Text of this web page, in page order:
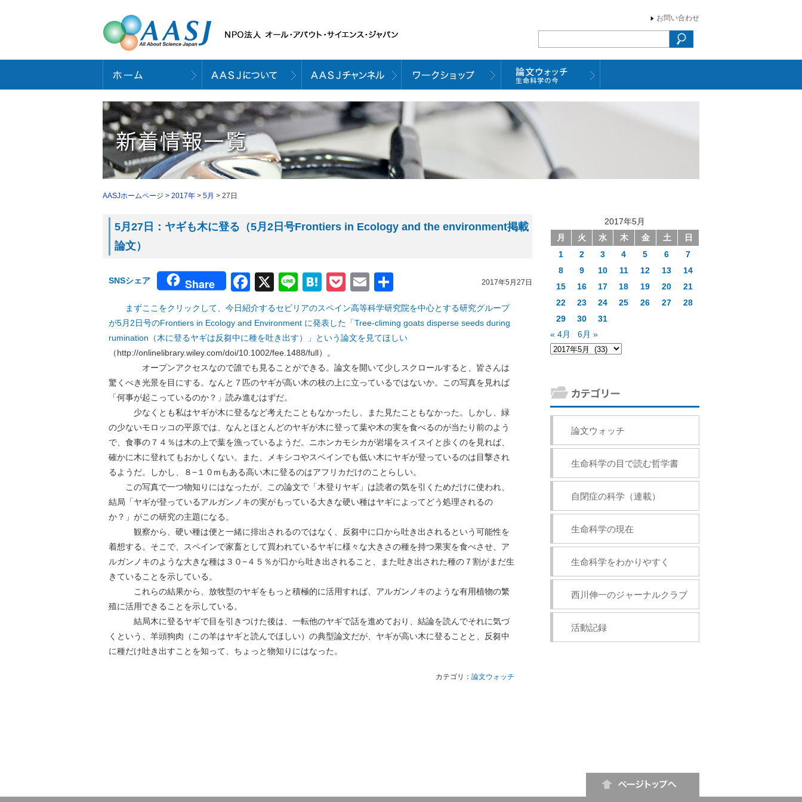
お問い合わせ
AASJホームページ > 2017年 > 5月 > 27日
5月27日：ヤギも木に登る（5月2日号Frontiers in Ecology and the environment掲載
論文）
2017年5月27日
SNSシェア Share Facebook
X LineHatena
Pocket
Email
有
まずここをクリックして、今日紹介するセビリアのスペイン高等科学研究院を中心とする研究グループ
が5月2日号のFrontiers in Ecology and Environment に発表した「Tree-climing goats disperse seeds during
rumination（木に登るヤギは反芻中に種を吐き出す）」という論文を見てほしい
（http://onlinelibrary.wiley.com/doi/10.1002/fee.1488/full）。
オープンアクセスなので誰でも見ることができる。論文を開いて少しスクロールすると、皆さんは
驚くべき光景を目にする。なんと７匹のヤギが高い木の枝の上に立っているではないか。この写真を見れば
「何事が起こっているのか？」読み進むはずだ。
少なくとも私はヤギが木に登るなど考えたこともなかったし、また見たこともなかった。しかし、緑
の少ないモロッコの平原では、なんとほとんどのヤギが木に登って葉や木の実を食べるのが当たり前のよう
で、食事の７４％は木の上で葉を漁っているようだ。ニホンカモシカが岩場をスイスイと歩くのを見れば、
確かに木に登れてもおかしくない。また、メキシコやスペインでも低い木にヤギが登っているのは目撃され
るようだ。しかし、８−１０mもある高い木に登るのはアフリカだけのことらしい。
この写真で一つ物知りにはなったが、この論文で「木登りヤギ」は読者の気を引くためだけに使われ、
結局「ヤギが登っているアルガンノキの実がもっている大きな硬い種はヤギによってどう処理されるの
か？」がこの研究の主題になる。
観察から、硬い種は便と一緒に排出されるのではなく、反芻中に口から吐き出されるという可能性を
着想する。そこで、スペインで家畜として買われているヤギに様々な大きさの種を持つ果実を食べさせ、ア
ルガンノキのような大きな種は３０−４５％が口から吐き出されること、また吐き出された種の７割がまだ生
きていることを示している。
これらの結果から、放牧型のヤギをもっと積極的に活用すれば、アルガンノキのような有用植物の繁
殖に活用できることを示している。
結局木に登るヤギで目を引きつけた後は、一転他のヤギで話を進めており、結論を読んでそれに気づ
くという、羊頭狗肉（この羊はヤギと読んでほしい）の典型論文だが、ヤギが高い木に登ることと、反芻中
に種だけ吐き出すことを知って、ちょっと物知りにはなった。
カテゴリ： 論文ウォッチ
2017年5月
月
火 水 木 金 土
日
1
2 3 4 5 6
7
8
9 10 11 12 13
14
15
16 17 18 19 20
21
22
23 24 25 26 27
28
29
30
31
« 4月
6月 »
論文ウォッチ
生命科学の目で読む哲学書
自閉症の科学（連載）
生命科学の現在
生命科学をわかりやすく
西川伸一のジャーナルクラブ
活動記録